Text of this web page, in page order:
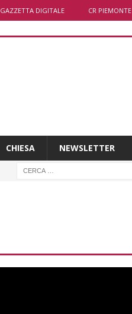
GAZZETTA DIGITALE CR PIEMONTE
CHIESA NEWSLETTER